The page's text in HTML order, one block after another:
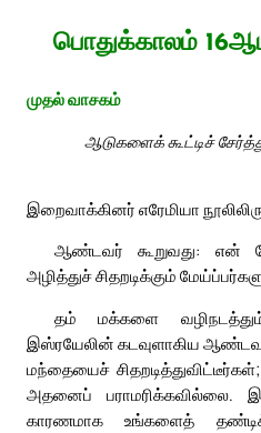
பொதுக்காலம்
முதல் வாசகம்
ஆடுகளைக் கூட்டிச்
இறைவாக்கினர் எரேமியா
ஆண்டவர் கூறுவது: என்
அழித்துச் சிதறடிக்கும்
தம் மக்களை வழிநடத்தும்
இஸ்ரயேலின் கடவுளாகிய
மந்தையைச்
அதனைப் பராமரிக்கவில்லை.
காரணமாக உங்களைத்